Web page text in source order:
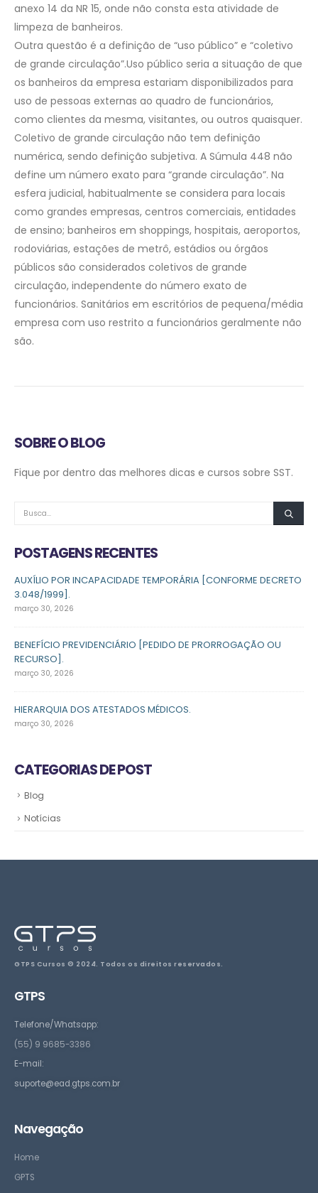
anexo 14 da NR 15, onde não consta esta atividade de
limpeza de banheiros.
Outra questão é a definição de “uso público” e “coletivo
de grande circulação”.Uso público seria a situação de que
os banheiros da empresa estariam disponibilizados para
uso de pessoas externas ao quadro de funcionários,
como clientes da mesma, visitantes, ou outros quaisquer.
Coletivo de grande circulação não tem definição
numérica, sendo definição subjetiva. A Súmula 448 não
define um número exato para “grande circulação”. Na
esfera judicial, habitualmente se considera para locais
como grandes empresas, centros comerciais, entidades
de ensino; banheiros em shoppings, hospitais, aeroportos,
rodoviárias, estações de metrô, estádios ou órgãos
públicos são considerados coletivos de grande
circulação, independente do número exato de
funcionários. Sanitários em escritórios de pequena/média
empresa com uso restrito a funcionários geralmente não
são.
SOBRE O BLOG
Fique por dentro das melhores dicas e cursos sobre SST.
POSTAGENS RECENTES
AUXÍLIO POR INCAPACIDADE TEMPORÁRIA [CONFORME DECRETO
3.048/1999].
março 30, 2026
BENEFÍCIO PREVIDENCIÁRIO [PEDIDO DE PRORROGAÇÃO OU
RECURSO].
março 30, 2026
HIERARQUIA DOS ATESTADOS MÉDICOS.
março 30, 2026
CATEGORIAS DE POST
Blog
Notícias
GTPS Cursos © 2024. Todos os direitos reservados.
GTPS
Telefone/Whatsapp:
(55) 9 9685-3386
E-mail:
suporte@ead.gtps.com.br
Navegação
Home
GPTS